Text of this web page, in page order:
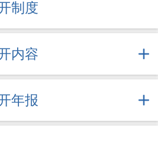
制度
内容
年报